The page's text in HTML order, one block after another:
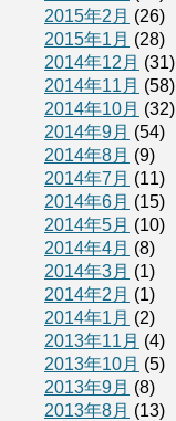
2015年2月 (26)
2015年1月 (28)
2014年12月 (31)
2014年11月 (58)
2014年10月 (32)
2014年9月 (54)
2014年8月 (9)
2014年7月 (11)
2014年6月 (15)
2014年5月 (10)
2014年4月 (8)
2014年3月 (1)
2014年2月 (1)
2014年1月 (2)
2013年11月 (4)
2013年10月 (5)
2013年9月 (8)
2013年8月 (13)